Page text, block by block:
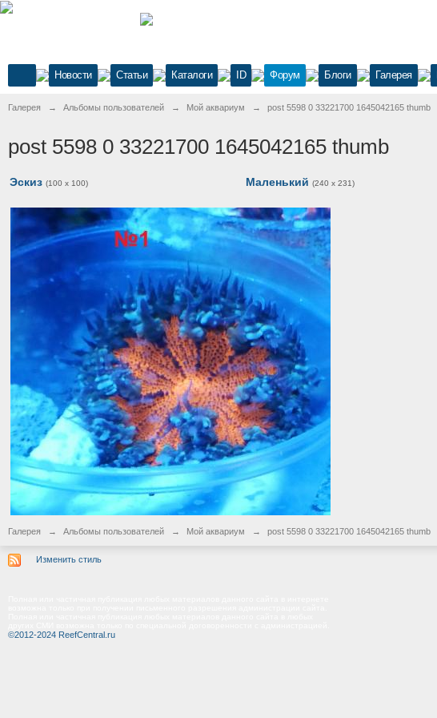
Новости Статьи Каталоги ID Форум Блоги Галерея
Галерея → Альбомы пользователей → Мой аквариум → post 5598 0 33221700 1645042165 thumb
post 5598 0 33221700 1645042165 thumb
Эскиз (100 x 100) Маленький (240 x 231)
Галерея → Альбомы пользователей → Мой аквариум → post 5598 0 33221700 1645042165 thumb
Изменить стиль
©2012-2024 ReefCentral.ru